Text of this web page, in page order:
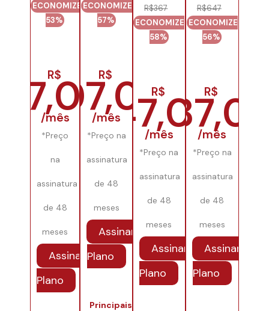
ECONOMIZE
53%
R$
97,00
/mês
*Preço
na
assinatura
de 48
meses
Assinar
Plano
ECONOMIZE
57%
R$
107,00
/mês
*Preço na
assinatura
de 48
meses
Assinar
Plano
Principais
R$367
ECONOMIZE
58%
R$
147,00
/mês
*Preço na
assinatura
de 48
meses
Assinar
Plano
R$647
ECONOMIZE
56%
R$
/mês
*Preço na
assinatura
de 48
meses
Assinar
Plano